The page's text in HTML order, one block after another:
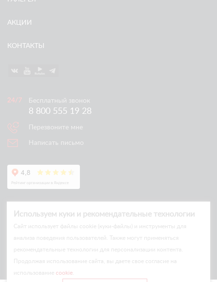
© Arlift 2026
All rights reserved
АКЦИИ
КОНТАКТЫ
Бесплатный звонок
8 800 555 19 28
Перезвоните мне
Написать письмо
Используем куки и рекомендательные технологии
Cайт использует файлы cookie (куки-файлы) и инструменты для
анализа поведения пользователей. Также могут применяться
рекомендательные технологии для персонализации контента.
Продолжая использование сайта, вы даете свое согласие на
использование cookie